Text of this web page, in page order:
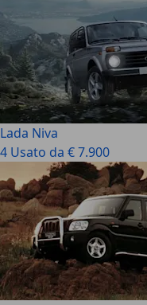
Lada Niva
4 Usato da € 7.900